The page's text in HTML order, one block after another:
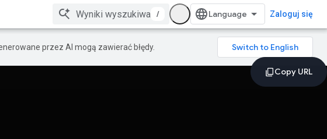
/ Zaloguj się
przez AI mogą zawierać błędy.